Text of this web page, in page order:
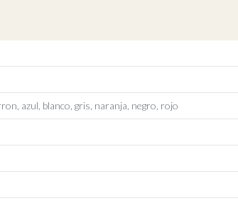
azul, blanco, gris, naranja, negro, rojo